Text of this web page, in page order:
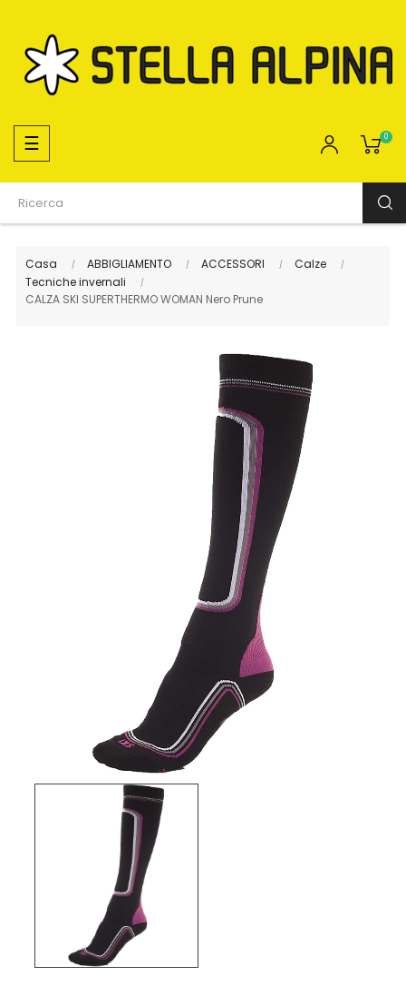
navigazione
Toggle
☰ 0
Casa ABBIGLIAMENTO ACCESSORI
Calze
Tecniche invernali
CALZA SKI SUPERTHERMO WOMAN Nero Prune